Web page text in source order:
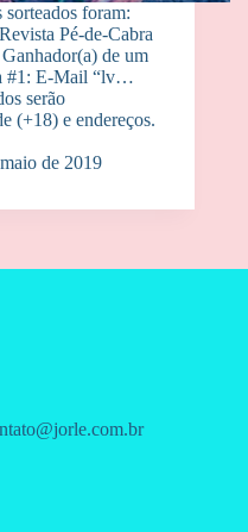
foram:
Pé-de-Cabra
de um
#1: E-Mail “lv…
serão
(+18) e endereços.
de 2019